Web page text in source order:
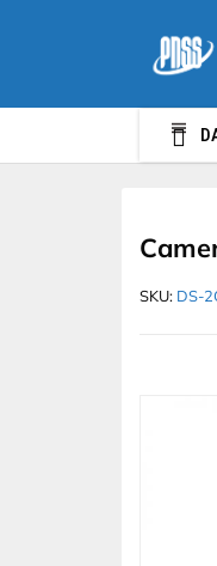
dung
SKU: DS-